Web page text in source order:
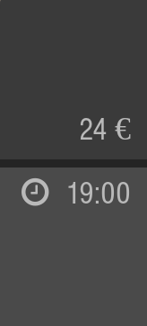
24 €
19:00